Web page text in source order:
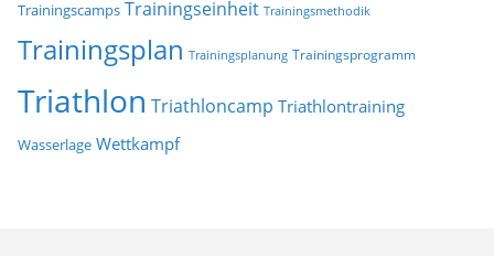
Trainingscamps Trainingseinheit Trainingsmethodik
Trainingsplan Trainingsplanung Trainingsprogramm
Triathlon Triathloncamp Triathlontraining
Wasserlage Wettkampf